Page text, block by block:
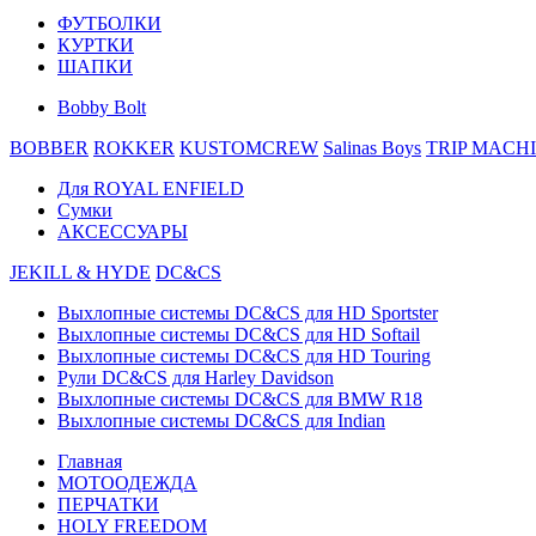
ФУТБОЛКИ
КУРТКИ
ШАПКИ
Bobby Bolt
BOBBER ROKKER KUSTOMCREW Salinas Boys TRIP
Для ROYAL ENFIELD
Сумки
АКСЕССУАРЫ
JEKILL & HYDE DC&CS
Выхлопные системы DC&CS для HD Sportster
Выхлопные системы DC&CS для HD Softail
Выхлопные системы DC&CS для HD Touring
Рули DC&CS для Harley Davidson
Выхлопные системы DC&CS для BMW R18
Выхлопные системы DC&CS для Indian
Главная
МОТООДЕЖДА
ПЕРЧАТКИ
HOLY FREEDOM